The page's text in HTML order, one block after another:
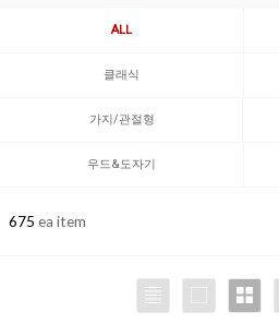
ALL
클래식
가지/관절형
우드&도자기
675 ea item